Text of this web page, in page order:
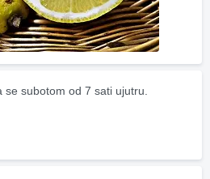
subotom od 7 sati ujutru.